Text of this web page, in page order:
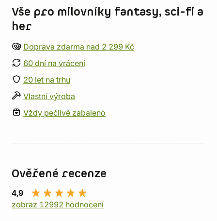
Vše pro milovníky fantasy, sci-fi a
her
Doprava zdarma nad 2 299 Kč
60 dní na vrácení
20 let na trhu
Vlastní výroba
Vždy pečlivě zabaleno
Ověřené recenze
4,9
zobraz 12992 hodnocení